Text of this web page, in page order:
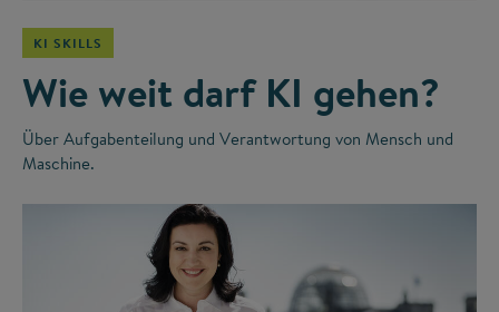
KI SKILLS
Wie weit darf KI gehen?
Über Aufgabenteilung und Verantwortung von Mensch und
Maschine.